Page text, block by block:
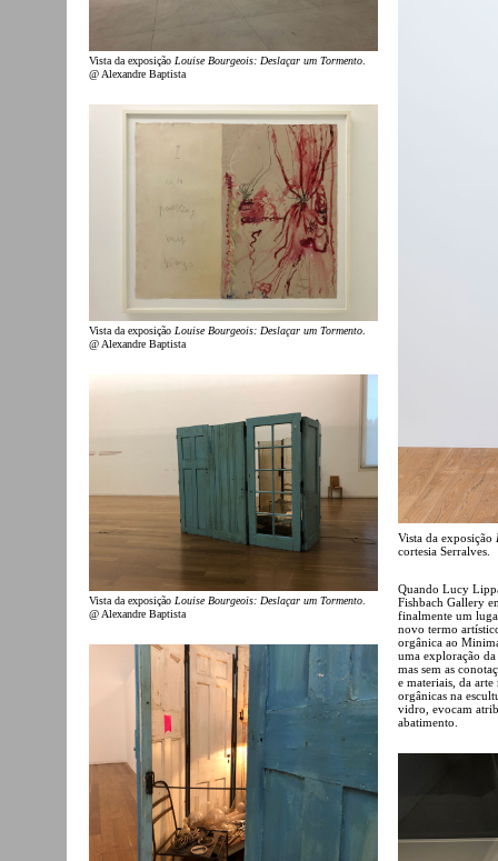
Vista da exposição Louise Bourgeois: Deslaçar um Tormento
@ Alexandre Baptista
Vista da exposição Louise Bourgeois: Deslaçar um Tormento
@ Alexandre Baptista
Vista da exposição Louise Bourgeois: Deslaçar um Tormento
@ Alexandre Baptista
Vista da exposição
cortesia Serralves.
Quando Lucy
Fishbach Gallery
finalmente um
novo termo
orgânica ao
uma exploração
mas sem as
e materiais, da
orgânicas na
vidro, evocam
abatimento.